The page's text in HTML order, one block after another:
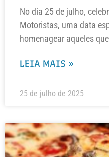
No dia 25 de julho,
Motoristas, uma data
homenagear aqueles
LEIA MAIS »
25 de julho de 2025